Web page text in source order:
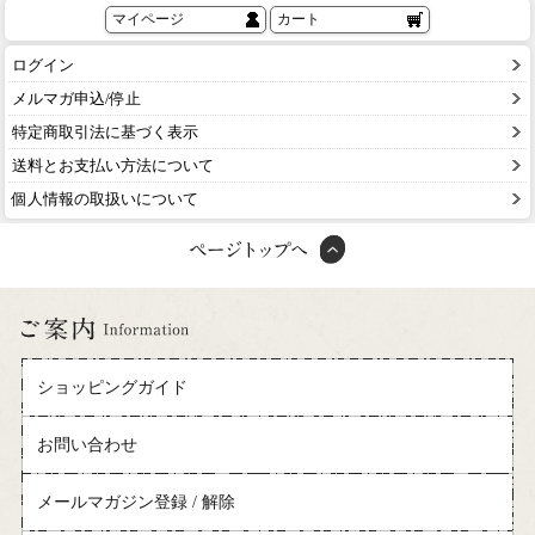
マイページ カート
ログイン
メルマガ申込/停止
特定商取引法に基づく表示
送料とお支払い方法について
個人情報の取扱いについて
ショッピングガイド
お問い合わせ
メールマガジン登録 / 解除